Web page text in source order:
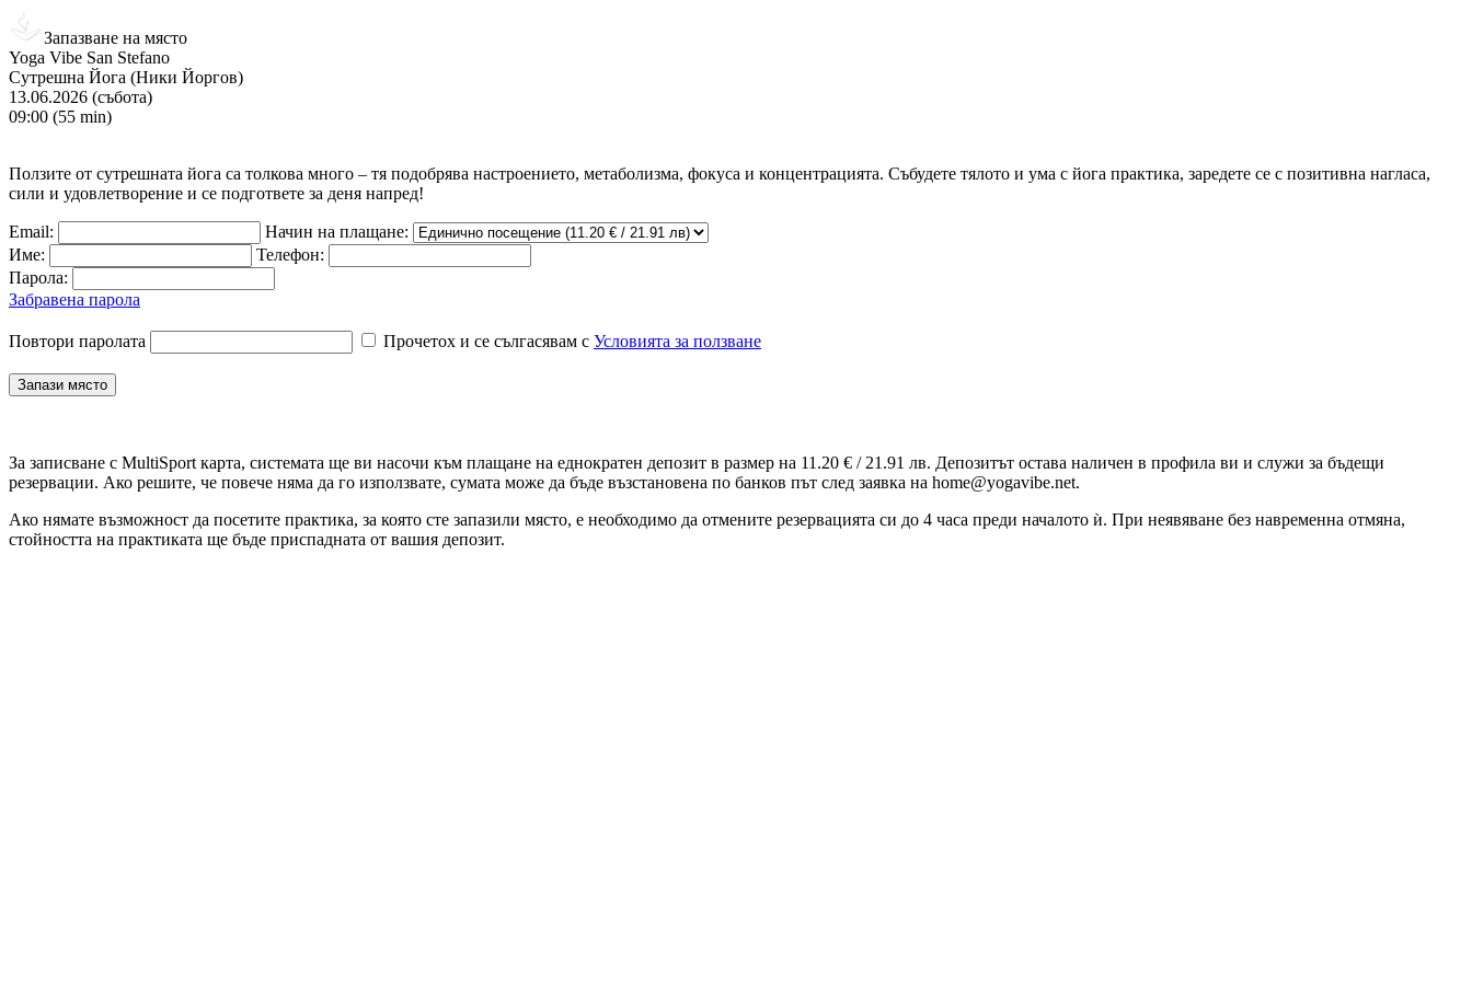
Запазване на място
Yoga Vibe San Stefano
Сутрешна Йога (Ники Йоргов)
13.06.2026 (събота)
09:00 (55 min)
Ползите от сутрешната йога са толкова много – тя подобрява настроението, метаболизма, фокуса и концентрацията. Събудете тялото и ума с йога практика, заредете се с позитивна нагласа,
сили и удовлетворение и се подгответе за деня напред!
Email:
Начин на плащане:
Име:
Телефон:
Парола:
Забравена парола
Повтори паролата Прочетох и се сългасявам с Условията за ползване
За записване с MultiSport карта, системата ще ви насочи към плащане на еднократен депозит в размер на 11.20 € / 21.91 лв. Депозитът остава наличен в профила ви и служи за бъдещи
резервации. Ако решите, че повече няма да го използвате, сумата може да бъде възстановена по банков път след заявка на home@yogavibe.net.
Ако нямате възможност да посетите практика, за която сте запазили място, е необходимо да отмените резервацията си до 4 часа преди началото ѝ. При неявяване без навременна отмяна,
стойността на практиката ще бъде приспадната от вашия депозит.